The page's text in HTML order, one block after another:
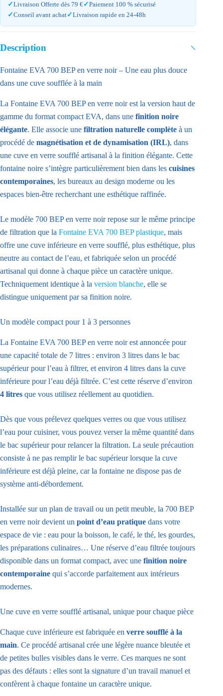
verre
–
et
Dynamisation
1
à
3
personnes
Livraison Offerte dès 79 €
Paiement 100 % sécurisé
Conseil avant achat
Livraison rapide en 24-48h
Description
Fontaine EVA 700 BEP en verre noir – Une eau plus douce
dans une cuve soufflée à la main
La Fontaine EVA 700 BEP en verre noir est la version haut de
gamme du format compact EVA, dans une finition noire
élégante. Elle associe une filtration naturelle complète à un
procédé de magnétisation et de dynamisation (IRL), dans
une cuve en verre soufflé artisanal à la finition élégante. Cette
fontaine noire s’intègre particulièrement bien dans les cuisines
contemporaines, les bureaux au design moderne ou les
espaces bien-être recherchant une esthétique raffinée.
Le modèle 700 BEP en verre noir repose sur le même principe
de filtration que la Fontaine EVA 700 BEP plastique, mais
offre une cuve inférieure en verre soufflé, plus esthétique, plus
neutre au contact de l’eau, et fabriquée selon un procédé
artisanal qui donne à chaque pièce un caractère unique.
Techniquement identique à la version blanche, elle se
distingue uniquement par sa finition noire.
Un modèle compact pour 1 à 3 personnes
La Fontaine EVA 700 BEP en verre noir est annoncée pour
une capacité totale de 7 litres : environ 3 litres dans le bac
supérieur pour l’eau à filtrer, et environ 4 litres dans la cuve
inférieure pour l’eau déjà filtrée. C’est cette réserve d’environ
4 litres que vous utilisez réellement au quotidien.
Dès que vous prélevez quelques verres ou que vous utilisez
l’eau pour cuisiner, vous pouvez verser la même quantité dans
le bac supérieur pour relancer la filtration. La seule précaution
consiste à ne pas remplir le bac supérieur lorsque la cuve
inférieure est déjà pleine, car la fontaine ne dispose pas de
système anti-débordement.
Installée sur un plan de travail ou un petit meuble, la 700 BEP
en verre noir devient un point d’eau pratique dans votre
espace de vie : eau pour la boisson, le café, le thé, les gourdes,
les préparations culinaires… Une réserve d’eau filtrée toujours
disponible dans un format compact, avec une finition noire
contemporaine qui s’accorde parfaitement aux intérieurs
modernes.
Une cuve en verre soufflé artisanal, unique pour chaque pièce
Chaque cuve inférieure est fabriquée en verre soufflé à la
main. Ce procédé artisanal crée une légère nuance bleutée et
de petites bulles visibles dans le verre. Ces marques ne sont
pas des défauts : elles sont la signature d’un travail manuel et
confèrent à chaque fontaine un caractère unique.